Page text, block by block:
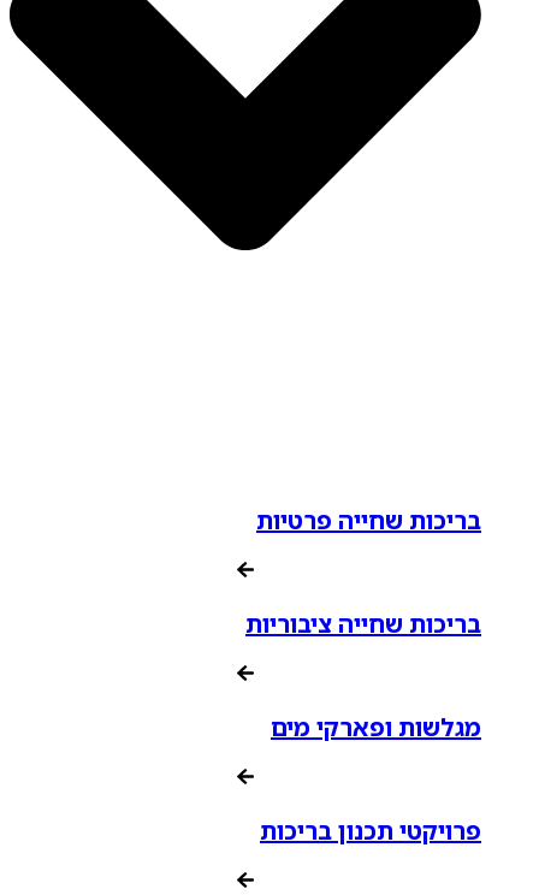
בריכות שחייה פרטיות
בריכות שחייה ציבוריות
מגלשות ופארקי מים
פרויקטי תכנון בריכות